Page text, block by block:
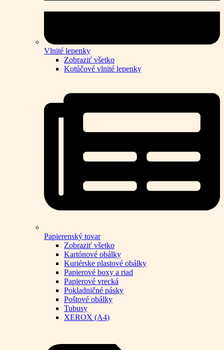
Vlnité lepenky
Zobraziť všetko
Kotúčové vlnité lepenky
Papierenský tovar
Zobraziť všetko
Kartónové obálky
Kuriérske plastové obálky
Papierové boxy a riad
Papierové vrecká
Pokladničné pásky
Poštové obálky
Tubusy
XEROX (A4)